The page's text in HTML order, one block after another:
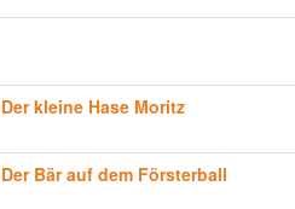
Der kleine Hase Moritz
Der Bär auf dem Försterball